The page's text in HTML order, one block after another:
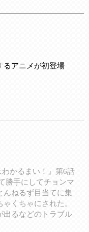
るアニメが初登場
かるまい！』第6話
勝手にしてチョンマ
んねるず目当てに集
くちゃにされた。
出るなどのトラブル